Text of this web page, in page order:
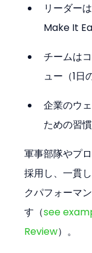
リーダー
Make It
チームは
ュー（1日
企業のウ
ための習
軍事部隊やプ
採用し、一貫
クパフォーマ
す（see
Review）。